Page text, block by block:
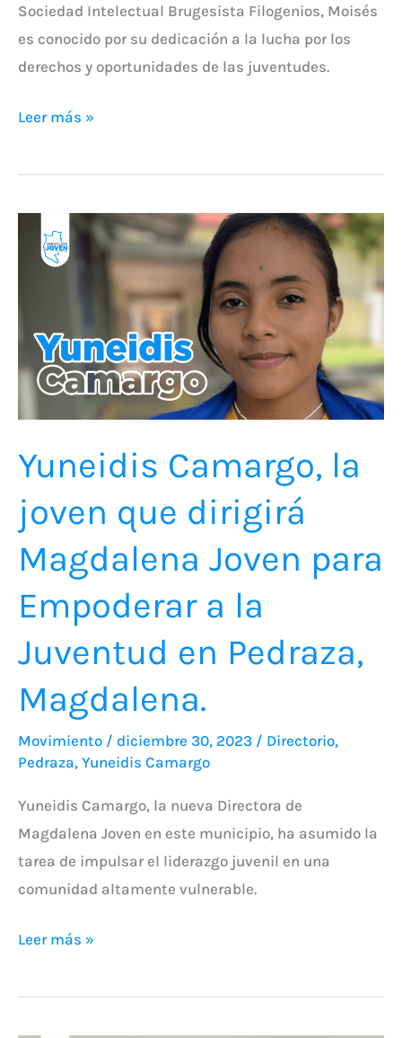
Sociedad Intelectual Brugesista Filogenios, Moisés
es conocido por su dedicación a la lucha por los
derechos y oportunidades de las juventudes.
Leer más »
Yuneidis Camargo, la
joven que dirigirá
Magdalena Joven para
Empoderar a la
Juventud en Pedraza,
Magdalena.
Movimiento / diciembre 30, 2023 / Directorio,
Pedraza, Yuneidis Camargo
Yuneidis Camargo, la nueva Directora de
Magdalena Joven en este municipio, ha asumido la
tarea de impulsar el liderazgo juvenil en una
comunidad altamente vulnerable.
Yuneidis
Camargo,
que
dirigirá
Magdalena
Joven
Empoderar
a
la
Juventud
Pedraza,
Magdalena.
Leer más »